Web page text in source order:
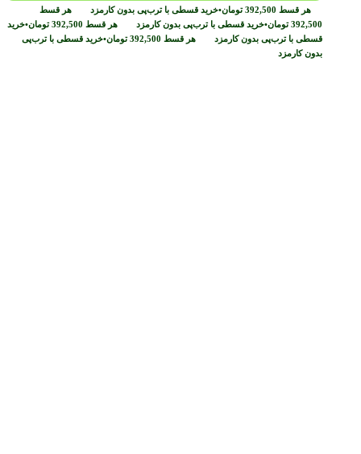
هر قسط 392,500 تومان•خرید قسطی با ترب‌پی بدون کارمزد
هر قسط
392,500 تومان•خرید قسطی با ترب‌پی بدون کارمزد هر قسط 392,500 تومان•خرید
قسطی با ترب‌پی بدون کارمزد
هر قسط 392,500 تومان•خرید قسطی با ترب‌پی
بدون کارمزد